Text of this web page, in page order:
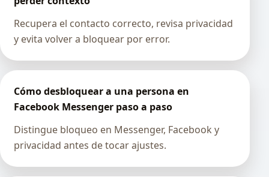
Recupera el contacto correcto, revisa privacidad
y evita volver a bloquear por error.
Cómo desbloquear a una persona en
Facebook Messenger paso a paso
Distingue bloqueo en Messenger, Facebook y
privacidad antes de tocar ajustes.